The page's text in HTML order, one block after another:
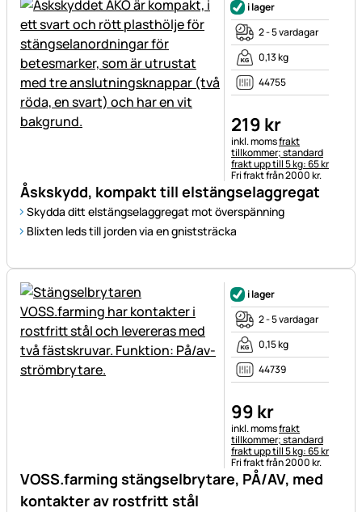
Åskskydd, kompakt till elstängselaggregat
Skydda ditt elstängselaggregat mot överspänning
Blixten leds till jorden via en gniststräcka
i lager
2 - 5 vardagar
0,13 kg
44755
219 kr
Skatteinformation:
inkl. momsfrakt
tillkommer; standard
frakt upp till 5 kg: 65 kr
Fri frakt från 2000 kr.
VOSS.farming stängselbrytare, PÅ/AV, med
kontakter av rostfritt stål
i lager
2 - 5 vardagar
0,15 kg
44739
99 kr
Skatteinformation:
inkl. momsfrakt
tillkommer; standard
frakt upp till 5 kg: 65 kr
Fri frakt från 2000 kr.